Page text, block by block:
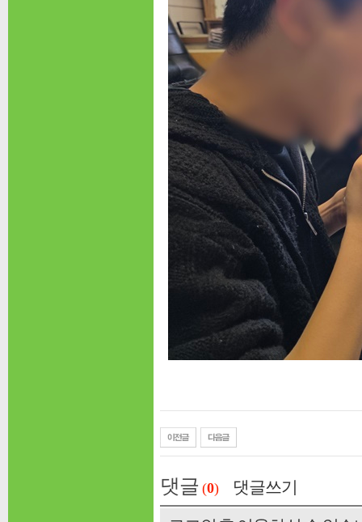
댓글(0)
댓글쓰기